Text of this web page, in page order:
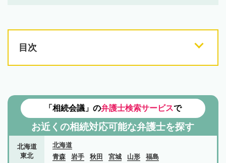
目次
「相続会議」の弁護士検索サービスで
お近くの相続対応可能な弁護士を探す
北海道
東北
北海道
青森
岩手 秋田 宮城 山形 福島